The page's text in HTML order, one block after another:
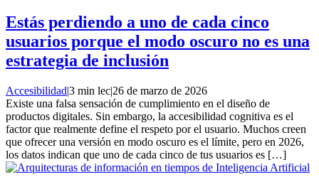
Estás perdiendo a uno de cada cinco
usuarios porque el modo oscuro no es una
estrategia de inclusión
Accesibilidad|3 min lec|26 de marzo de 2026
Existe una falsa sensación de cumplimiento en el diseño de
productos digitales. Sin embargo, la accesibilidad cognitiva es el
factor que realmente define el respeto por el usuario. Muchos creen
que ofrecer una versión en modo oscuro es el límite, pero en 2026,
los datos indican que uno de cada cinco de tus usuarios es […]